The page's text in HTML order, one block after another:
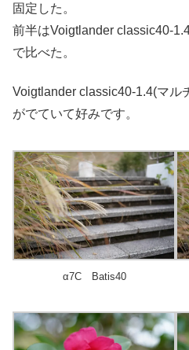
固定した。
前半はVoigtlander classic40-
で比べた。
Voigtlander classic40-1.4(マル
がでていて好みです。
α7C Batis40